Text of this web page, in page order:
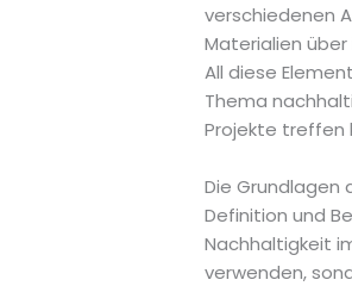
verschiedenen
Materialien
All diese
Thema
Projekte treffen
Die Grundlagen
Definition und
Nachhaltigkeit
verwenden,